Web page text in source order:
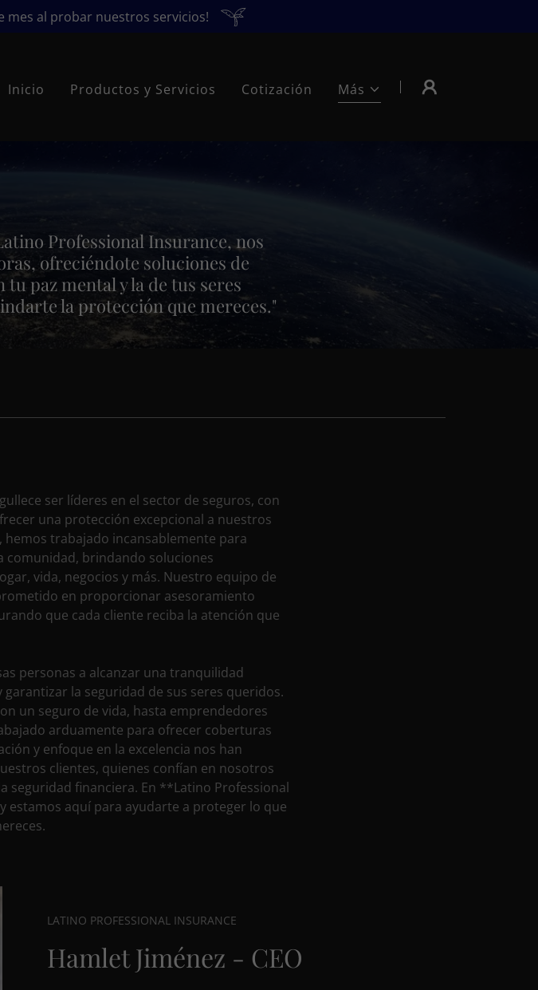
mes al probar nuestros servicios!
Inicio Productos y Servicios Cotización Más
Professional Insurance, nos
ofreciéndote soluciones de
paz mental y la de tus seres
la protección que mereces."
ser líderes en el sector de seguros, con
una protección excepcional a nuestros
trabajado incansablemente para
comunidad, brindando soluciones
vida, negocios y más. Nuestro equipo de
en proporcionar asesoramiento
que cada cliente reciba la atención que
personas a alcanzar una tranquilidad
la seguridad de sus seres queridos.
un seguro de vida, hasta emprendedores
arduamente para ofrecer coberturas
y enfoque en la excelencia nos han
clientes, quienes confían en nosotros
seguridad financiera. En **Latino Professional
aquí para ayudarte a proteger lo que
LATINO PROFESSIONAL INSURANCE
Hamlet Jiménez - CEO